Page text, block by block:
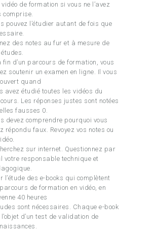
vidéo de formation si vous ne l’avez
comprise.
pouvez l’étudier autant de fois que
des notes au fur et à mesure de
fin d’un parcours de formation, vous
soutenir un examen en ligne. Il vous
quand
avez étudié toutes les vidéos du
Les réponses justes sont notées
fausses 0.
devez comprendre pourquoi vous
répondu faux. Revoyez vos notes ou
sur internet. Questionnez par
votre responsable technique et
l’étude des e-books qui complètent
parcours de formation en vidéo, en
40 heures
sont nécessaires. Chaque e-book
d’un test de validation de